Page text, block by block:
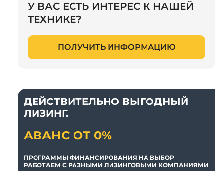
У ВАС ЕСТЬ ИНТЕРЕС К НАШЕЙ
ТЕХНИКЕ?
ПОЛУЧИТЬ ИНФОРМАЦИЮ
ДЕЙСТВИТЕЛЬНО ВЫГОДНЫЙ
ЛИЗИНГ.
АВАНС ОТ 0%
ПРОГРАММЫ ФИНАНСИРОВАНИЯ НА ВЫБОР
РАБОТАЕМ С РАЗНЫМИ ЛИЗИНГОВЫМИ КОМПАНИЯМИ